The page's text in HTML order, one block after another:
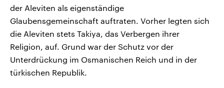
der Aleviten als eigenständige
Glaubensgemeinschaft auftraten. Vorher legten sich
die Aleviten stets Takiya, das Verbergen ihrer
Religion, auf. Grund war der Schutz vor der
Unterdrückung im Osmanischen Reich und in der
türkischen Republik.